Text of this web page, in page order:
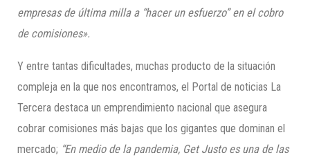
empresas de última milla a “hacer un esfuerzo” en el cobro
de comisiones».
Y entre tantas dificultades, muchas producto de la situación
compleja en la que nos encontramos, el Portal de noticias La
Tercera destaca un emprendimiento nacional que asegura
cobrar comisiones más bajas que los gigantes que dominan el
mercado; “En medio de la pandemia, Get Justo es una de las